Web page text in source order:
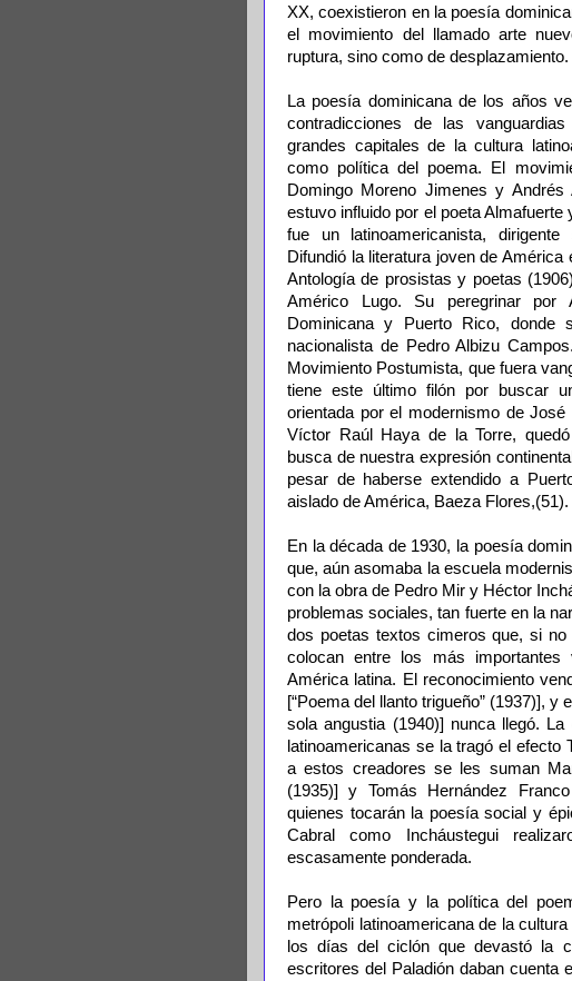
XX, coexistieron en la poesía
el movimiento del llamado arte
ruptura, sino como de desplazamiento.
La poesía dominicana de los años
contradicciones de las
grandes capitales de la cultura
como política del poema. El
Domingo Moreno Jimenes y Andrés
estuvo influido por el poeta
fue un latinoamericanista,
Difundió la literatura joven de
Antología de prosistas y poetas
Américo Lugo. Su peregrinar
Dominicana y Puerto Rico, donde
nacionalista de Pedro Albizu
Movimiento Postumista, que fuera
tiene este último filón por buscar
orientada por el modernismo de
Víctor Raúl Haya de la Torre,
busca de nuestra expresión
pesar de haberse extendido a
aislado de América, Baeza Flores,(51).
En la década de 1930, la poesía
que, aún asomaba la escuela
con la obra de Pedro Mir y Héctor
problemas sociales, tan fuerte en la
dos poetas textos cimeros que, si
colocan entre los más importantes
América latina. El reconocimiento
[“Poema del llanto trigueño” (1937)],
sola angustia (1940)] nunca llegó.
latinoamericanas se la tragó el efecto
a estos creadores se les suman
(1935)] y Tomás Hernández
quienes tocarán la poesía social y
Cabral como Incháustegui
escasamente ponderada.
Pero la poesía y la política del
metrópoli latinoamericana de la
los días del ciclón que devastó la
escritores del Paladión daban cuenta